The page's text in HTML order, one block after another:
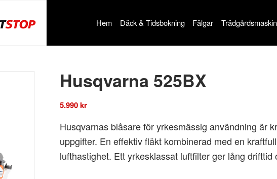
Hem Däck & Tidsbokning Fälgar
Husqvarna 525BX
5.990kr
Husqvarnas blåsare för yrkesmässig användning är
uppgifter. En effektiv fläkt kombinerad med en
lufthastighet. Ett yrkesklassat luftfilter ger lång